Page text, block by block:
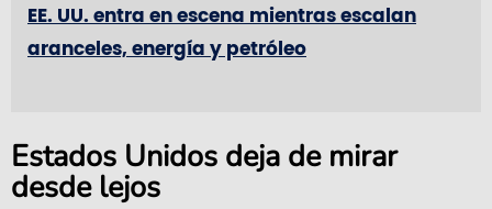
EE. UU. entra en escena mientras escalan
aranceles, energía y petróleo
Estados Unidos deja de mirar
desde lejos